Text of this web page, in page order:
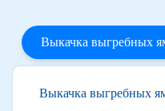
Выкачка выгребных
Выкачка выгребных